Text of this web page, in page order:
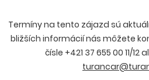
Termíny na tento zájazd sú
bližších informácií nás môžete
čísle +421 37 655 00 11/